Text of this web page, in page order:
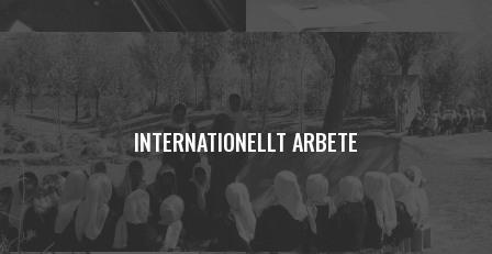
INTERNATIONELLT ARBETE